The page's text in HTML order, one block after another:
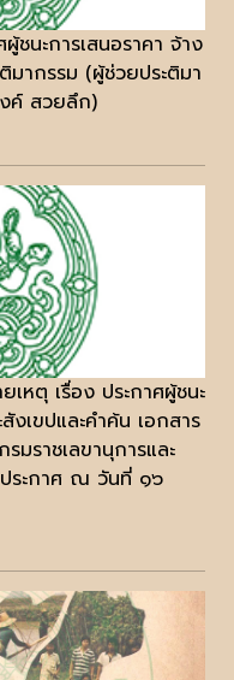
ชนะการเสนอราคา จ้าง
มากรรม (ผู้ช่วยประติมา
งค์ สวยลึก)
หตุ เรื่อง ประกาศผู้ชนะ
งเขปและคำค้น เอกสาร
มราชเลขานุการและ
ประกาศ ณ วันที่ ๑๖